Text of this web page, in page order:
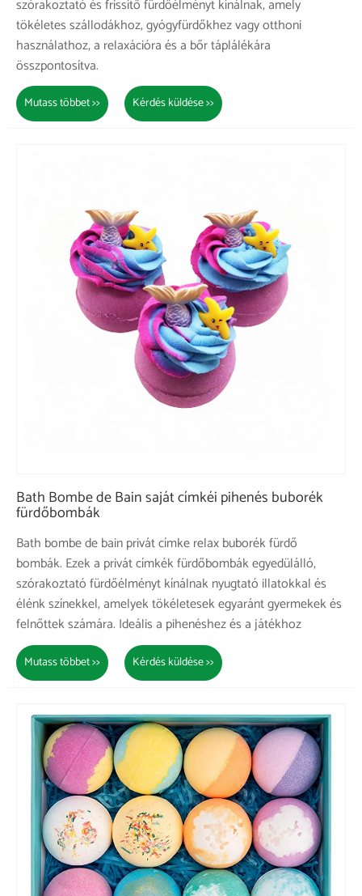
szórakoztató és frissítő fürdőélményt kínálnak, amely
tökéletes szállodákhoz, gyógyfürdőkhez vagy otthoni
használathoz, a relaxációra és a bőr táplálékára
összpontosítva.
Mutass többet >> Kérdés küldése >>
Bath Bombe de Bain saját címkéi pihenés buborék
fürdőbombák
Bath bombe de bain privát címke relax buborék fürdő
bombák. Ezek a privát címkék fürdőbombák egyedülálló,
szórakoztató fürdőélményt kínálnak nyugtató illatokkal és
élénk színekkel, amelyek tökéletesek egyaránt gyermekek és
felnőttek számára. Ideális a pihenéshez és a játékhoz
Mutass többet >> Kérdés küldése >>